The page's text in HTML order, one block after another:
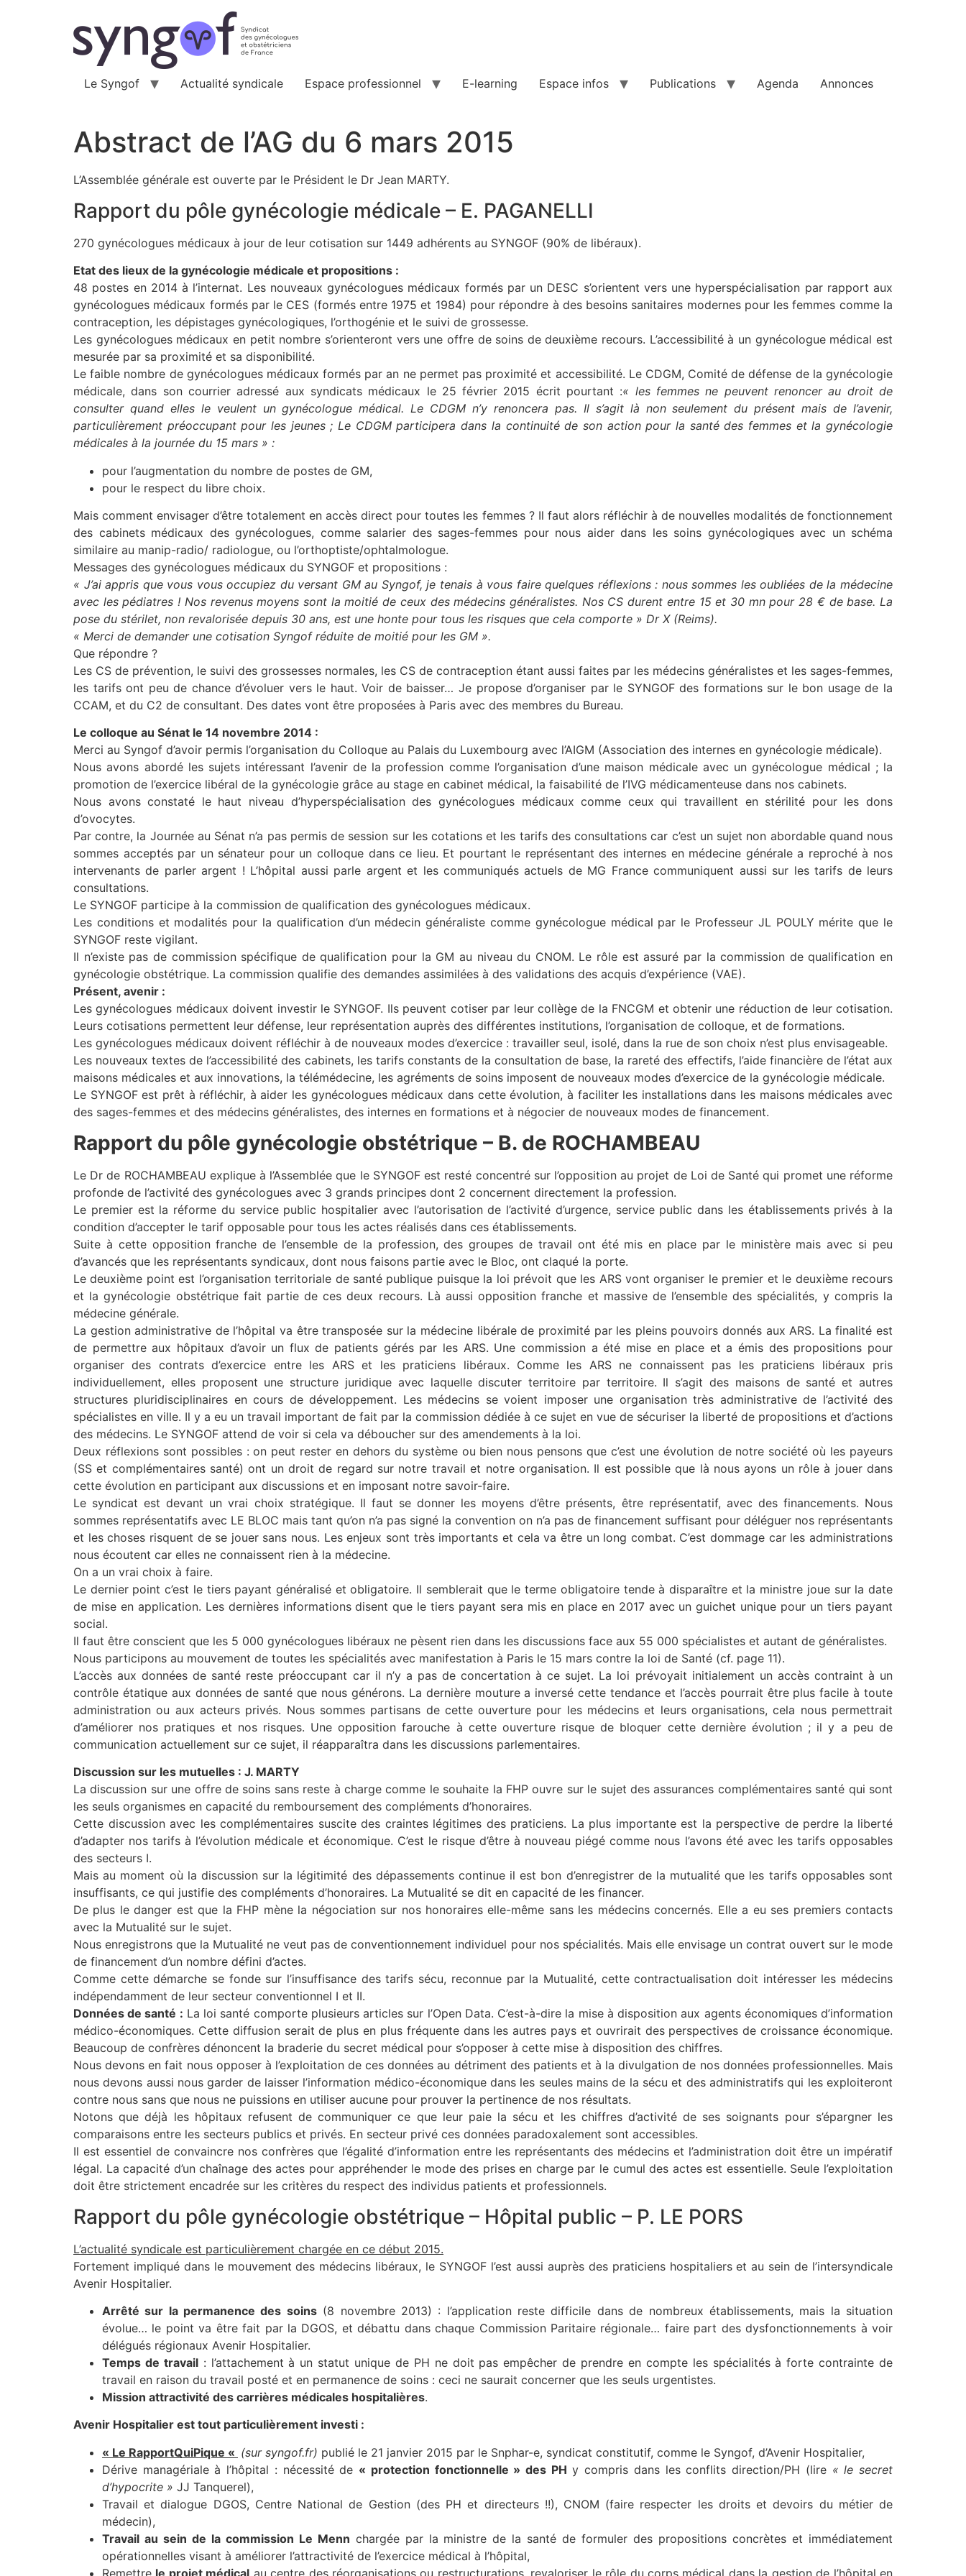
Le Syngof Actualité syndicale Espace professionnel E-learning Espace infos Publications Agenda Annonces
Abstract de l’AG du 6 mars 2015
L’Assemblée générale est ouverte par le Président le Dr Jean MARTY.
Rapport du pôle gynécologie médicale – E. PAGANELLI
270 gynécologues médicaux à jour de leur cotisation sur 1449 adhérents au SYNGOF (90% de libéraux).
Etat des lieux de la gynécologie médicale et propositions :
48 postes en 2014 à l’internat. Les nouveaux gynécologues médicaux formés par un DESC s’orientent vers une hyperspécialisation par rapport aux
gynécologues médicaux formés par le CES (formés entre 1975 et 1984) pour répondre à des besoins sanitaires modernes pour les femmes comme la
contraception, les dépistages gynécologiques, l’orthogénie et le suivi de grossesse.
Les gynécologues médicaux en petit nombre s’orienteront vers une offre de soins de deuxième recours. L’accessibilité à un gynécologue médical est
mesurée par sa proximité et sa disponibilité.
Le faible nombre de gynécologues médicaux formés par an ne permet pas proximité et accessibilité. Le CDGM, Comité de défense de la gynécologie
médicale, dans son courrier adressé aux syndicats médicaux le 25 février 2015 écrit pourtant :« les femmes ne peuvent renoncer au droit de
consulter quand elles le veulent un gynécologue médical. Le CDGM n’y renoncera pas. Il s’agit là non seulement du présent mais de l’avenir,
particulièrement préoccupant pour les jeunes ; Le CDGM participera dans la continuité de son action pour la santé des femmes et la gynécologie
médicales à la journée du 15 mars » :
pour l’augmentation du nombre de postes de GM,
pour le respect du libre choix.
Mais comment envisager d’être totalement en accès direct pour toutes les femmes ? Il faut alors réfléchir à de nouvelles modalités de fonctionnement
des cabinets médicaux des gynécologues, comme salarier des sages-femmes pour nous aider dans les soins gynécologiques avec un schéma
similaire au manip-radio/ radiologue, ou l’orthoptiste/ophtalmologue.
Messages des gynécologues médicaux du SYNGOF et propositions :
« J’ai appris que vous vous occupiez du versant GM au Syngof, je tenais à vous faire quelques réflexions : nous sommes les oubliées de la médecine
avec les pédiatres ! Nos revenus moyens sont la moitié de ceux des médecins généralistes. Nos CS durent entre 15 et 30 mn pour 28 € de base. La
pose du stérilet, non revalorisée depuis 30 ans, est une honte pour tous les risques que cela comporte » Dr X (Reims).
« Merci de demander une cotisation Syngof réduite de moitié pour les GM ».
Que répondre ?
Les CS de prévention, le suivi des grossesses normales, les CS de contraception étant aussi faites par les médecins généralistes et les sages-femmes,
les tarifs ont peu de chance d’évoluer vers le haut. Voir de baisser… Je propose d’organiser par le SYNGOF des formations sur le bon usage de la
CCAM, et du C2 de consultant. Des dates vont être proposées à Paris avec des membres du Bureau.
Le colloque au Sénat le 14 novembre 2014 :
Merci au Syngof d’avoir permis l’organisation du Colloque au Palais du Luxembourg avec l’AIGM (Asso­cia­tion des internes en gynécologie médicale).
Nous avons abordé les sujets intéressant l’avenir de la profession comme l’organisation d’une maison médicale avec un gynécologue médical ; la
promotion de l’exercice libéral de la gynécologie grâce au stage en cabinet médical, la faisabilité de l’IVG médicamenteuse dans nos cabinets.
Nous avons constaté le haut niveau d’hyperspécialisation des gynécologues médicaux comme ceux qui travaillent en stérilité pour les dons
d’ovocytes.
Par contre, la Journée au Sénat n’a pas permis de session sur les cotations et les tarifs des consultations car c’est un sujet non abordable quand nous
sommes acceptés par un sénateur pour un colloque dans ce lieu. Et pourtant le représentant des internes en médecine générale a reproché à nos
intervenants de parler argent ! L’hôpital aussi parle argent et les communiqués actuels de MG France communiquent aussi sur les tarifs de leurs
consultations.
Le SYNGOF participe à la commission de qualification des gynécologues médicaux.
Les conditions et modalités pour la qualification d’un médecin généraliste comme gynécologue médical par le Professeur JL POULY mérite que le
SYNGOF reste vigilant.
Il n’existe pas de commission spécifique de qualification pour la GM au niveau du CNOM. Le rôle est assuré par la commission de qualification en
gynécologie obstétrique. La commission qualifie des demandes assimilées à des validations des acquis d’expérience (VAE).
Présent, avenir :
Les gynécologues médicaux doivent investir le SYNGOF. Ils peuvent cotiser par leur collège de la FNCGM et obtenir une réduction de leur cotisation.
Leurs cotisations permettent leur défense, leur représentation auprès des différentes institutions, l’organisation de colloque, et de formations.
Les gynécologues médicaux doivent réfléchir à de nouveaux modes d’exercice : travailler seul, isolé, dans la rue de son choix n’est plus envisageable.
Les nouveaux textes de l’accessibilité des cabinets, les tarifs constants de la consultation de base, la rareté des effectifs, l’aide financière de l’état aux
maisons médicales et aux innovations, la télémédecine, les agréments de soins imposent de nou­veaux modes d’exercice de la gynécologie médicale.
Le SYNGOF est prêt à réfléchir, à aider les gynécologues médicaux dans cette évolution, à faciliter les installations dans les maisons médicales avec
des sages-femmes et des médecins généralistes, des internes en formations et à négocier de nouveaux modes de financement.
Rapport du pôle gynécologie obstétrique – B. de ROCHAMBEAU
Le Dr de ROCHAMBEAU explique à l’Assemblée que le SYNGOF est resté concentré sur l’opposition au projet de Loi de Santé qui promet une réforme
profonde de l’activité des gynécologues avec 3 grands principes dont 2 concernent directement la profession.
Le premier est la réforme du service public hospitalier avec l’autorisation de l’activité d’urgence, service public dans les établissements privés à la
condition d’accepter le tarif opposable pour tous les actes réalisés dans ces établissements.
Suite à cette opposition franche de l’ensemble de la profession, des groupes de travail ont été mis en place par le ministère mais avec si peu
d’avancés que les représentants syndicaux, dont nous faisons partie avec le Bloc, ont claqué la porte.
Le deuxième point est l’organisation territoriale de santé publique puisque la loi prévoit que les ARS vont organiser le premier et le deuxième recours
et la gynécologie obstétrique fait partie de ces deux recours. Là aussi opposition franche et massive de l’ensemble des spécialités, y compris la
médecine générale.
La gestion administrative de l’hôpital va être transposée sur la médecine libérale de proximité par les pleins pouvoirs donnés aux ARS. La finalité est
de permettre aux hôpitaux d’avoir un flux de patients gérés par les ARS. Une commission a été mise en place et a émis des propositions pour
organiser des contrats d’exercice entre les ARS et les praticiens libéraux. Comme les ARS ne connaissent pas les praticiens libéraux pris
individuellement, elles proposent une structure juridique avec laquelle discuter territoire par territoire. Il s’agit des maisons de santé et autres
structures pluridisciplinaires en cours de développement. Les médecins se voient imposer une organisation très administrative de l’activité des
spécialistes en ville. Il y a eu un travail important de fait par la commission dédiée à ce sujet en vue de sécuriser la liberté de propositions et d’actions
des médecins. Le SYNGOF attend de voir si cela va déboucher sur des amendements à la loi.
Deux réflexions sont possibles : on peut rester en dehors du système ou bien nous pensons que c’est une évolution de notre société où les payeurs
(SS et complémentaires santé) ont un droit de regard sur notre travail et notre organisation. Il est possible que là nous ayons un rôle à jouer dans
cette évolution en participant aux discussions et en imposant notre savoir-faire.
Le syndicat est devant un vrai choix stratégique. Il faut se donner les moyens d’être présents, être représentatif, avec des financements. Nous
sommes représentatifs avec LE BLOC mais tant qu’on n’a pas signé la convention on n’a pas de financement suffisant pour déléguer nos représentants
et les choses risquent de se jouer sans nous. Les enjeux sont très importants et cela va être un long combat. C’est dommage car les administrations
nous écoutent car elles ne connaissent rien à la médecine.
On a un vrai choix à faire.
Le dernier point c’est le tiers payant généralisé et obligatoire. Il semblerait que le terme obligatoire tende à disparaître et la ministre joue sur la date
de mise en application. Les dernières informations disent que le tiers payant sera mis en place en 2017 avec un guichet unique pour un tiers payant
social.
Il faut être conscient que les 5 000 gynécologues libéraux ne pèsent rien dans les discussions face aux 55 000 spécialistes et autant de généralistes.
Nous participons au mouvement de toutes les spécialités avec manifestation à Paris le 15 mars contre la loi de Santé (cf. page 11).
L’accès aux données de santé reste préoccupant car il n’y a pas de concertation à ce sujet. La loi prévoyait initialement un accès con­traint à un
contrôle étatique aux données de santé que nous générons. La dernière mouture a inversé cette tendance et l’accès pourrait être plus facile à toute
administration ou aux acteurs privés. Nous sommes partisans de cette ouverture pour les médecins et leurs organisations, cela nous permettrait
d’améliorer nos pratiques et nos risques. Une opposition farouche à cette ouverture risque de bloquer cette dernière évolution ; il y a peu de
communication actuellement sur ce sujet, il réapparaîtra dans les discussions parlementaires.
Discussion sur les mutuelles : J. MARTY
La discussion sur une offre de soins sans reste à charge comme le souhaite la FHP ouvre sur le sujet des assurances complémentaires santé qui sont
les seuls organismes en capacité du remboursement des compléments d’honoraires.
Cette discussion avec les complémentaires suscite des craintes légitimes des praticiens. La plus impor­tante est la perspective de perdre la liberté
d’adapter nos tarifs à l’évolution médicale et économique. C’est le risque d’être à nouveau piégé comme nous l’avons été avec les tarifs opposables
des secteurs I.
Mais au moment où la discussion sur la légitimité des dépassements continue il est bon d’enregistrer de la mutualité que les tarifs opposables sont
insuffisants, ce qui justifie des compléments d’honoraires. La Mutualité se dit en capacité de les financer.
De plus le danger est que la FHP mène la négociation sur nos honoraires elle-même sans les médecins concernés. Elle a eu ses premiers contacts
avec la Mutualité sur le sujet.
Nous enregistrons que la Mutualité ne veut pas de conventionnement individuel pour nos spécialités. Mais elle envisage un contrat ouvert sur le mode
de financement d’un nombre défini d’actes.
Comme cette démarche se fonde sur l’insuffisance des tarifs sécu, reconnue par la Mutualité, cette contractualisation doit intéresser les médecins
indépendamment de leur secteur conventionnel I et II.
Données de santé : La loi santé comporte plusieurs articles sur l’Open Data. C’est-à-dire la mise à disposition aux agents économiques d’information
médico-économiques. Cette diffusion serait de plus en plus fréquente dans les autres pays et ouvrirait des perspectives de croissance économique.
Beaucoup de confrères dénoncent la braderie du secret médical pour s’opposer à cette mise à disposition des chiffres.
Nous devons en fait nous opposer à l’exploitation de ces données au détriment des patients et à la divulgation de nos données professionnelles. Mais
nous devons aussi nous garder de laisser l’information médico-économique dans les seules mains de la sécu et des administratifs qui les exploiteront
contre nous sans que nous ne puissions en utiliser aucune pour prouver la pertinence de nos résultats.
Notons que déjà les hôpitaux refusent de communiquer ce que leur paie la sécu et les chiffres d’activité de ses soignants pour s’épargner les
comparaisons entre les secteurs publics et privés. En secteur privé ces données paradoxalement sont accessibles.
Il est essentiel de convaincre nos confrères que l’égalité d’information entre les représentants des médecins et l’administration doit être un impératif
légal. La capacité d’un chaînage des actes pour appréhender le mode des prises en charge par le cumul des actes est essentielle. Seule l’exploitation
doit être strictement encadrée sur les critères du respect des individus patients et professionnels.
Rapport du pôle gynécologie obstétrique – Hôpital public – P. LE PORS
L’actualité syndicale est particulièrement chargée en ce début 2015.
Fortement impliqué dans le mouvement des médecins libéraux, le SYNGOF l’est aussi auprès des praticiens hospitaliers et au sein de l’intersyndicale
Avenir Hospitalier.
Arrêté sur la permanence des soins(8 novembre 2013) : l’application reste difficile dans de nombreux établissements, mais la situation
évolue… le point va être fait par la DGOS, et débattu dans chaque Commission Paritaire régionale… faire part des dysfonctionnements à voir
délégués régionaux Avenir Hospitalier.
Temps de travail: l’attachement à un statut unique de PH ne doit pas empêcher de prendre en compte les spécialités à forte contrainte de
travail en raison du travail posté et en permanence de soins : ceci ne saurait concerner que les seuls urgentistes.
Mission attractivité des carrières médicales hospitalières.
Avenir Hospitalier est tout particulièrement investi :
« Le RapportQuiPique « (sur syngof.fr) publié le 21 janvier 2015 par le Snphar-e, syndicat constitutif, comme le Syngof, d’Avenir Hospitalier,
Dérive managériale à l’hôpital : nécessité de « protection fonctionnelle » des PH y compris dans les conflits direction/PH (lire « le secret
d’hypocrite » JJ Tanquerel),
Travail et dialogue DGOS, Centre National de Gestion (des PH et directeurs !!), CNOM (faire respecter les droits et devoirs du métier de
médecin),
Travail au sein de la commission Le Menn chargée par la ministre de la santé de formuler des propositions concrètes et immédiatement
opérationnelles visant à améliorer l’attractivité de l’exercice médical à l’hôpital,
Remettre le projet médical au centre des réorganisations ou restructurations, revaloriser le rôle du corps médical dans la gestion de l’hôpital en